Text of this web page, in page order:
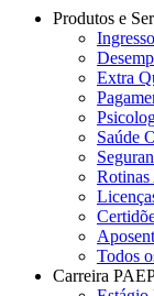
Produtos e
Ingresso
Extra
Saúde
Todos
Carreira